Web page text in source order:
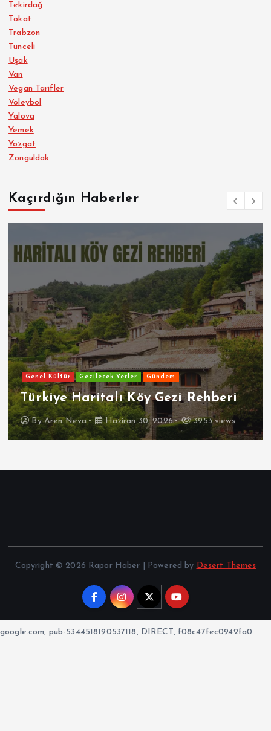
Tekirdağ
Tokat
Trabzon
Tunceli
Uşak
Van
Vegan Tarifler
Voleybol
Yalova
Yemek
Yozgat
Zonguldak
Kaçırdığın Haberler
Genel Kültür Gezilecek Yerler Gündem
Türkiye Haritalı Köy Gezi Rehberi
ByAren Neva Haziran 30, 2026 3953 views
Copyright © 2026 Rapor Haber | Powered by Desert Themes
google.com, pub-5344518190537118, DIRECT, f08c47fec0942fa0